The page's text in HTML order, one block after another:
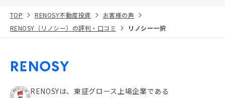
TOP RENOSY不動産投資
お客様の声
RENOSY（リノシー）の評判・口コミ
リノシー一択
RENOSYは、東証グロース上場企業である